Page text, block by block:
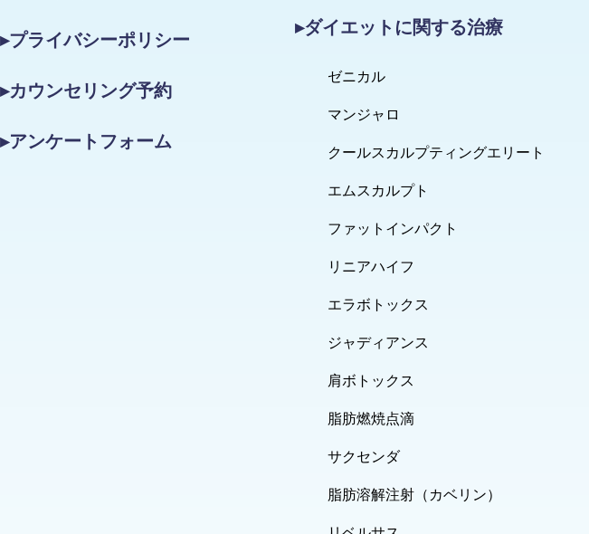
▸プライバシーポリシー
▸カウンセリング予約
▸アンケートフォーム
▸ダイエットに関する治療
ゼニカル
マンジャロ
クールスカルプティングエリート
エムスカルプト
ファットインパクト
リニアハイフ
エラボトックス
ジャディアンス
肩ボトックス
脂肪燃焼点滴
サクセンダ
脂肪溶解注射（カベリン）